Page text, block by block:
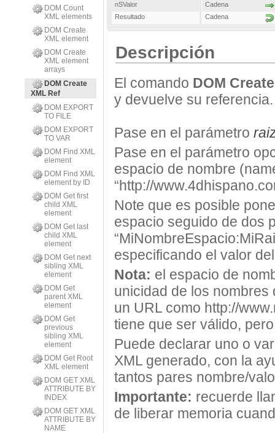
DOM Count
XML elements
DOM Create
XML element
DOM Create
XML element
arrays
DOM Create
XML Ref
DOM EXPORT
TO FILE
DOM EXPORT
TO VAR
DOM Find XML
element
DOM Find XML
element by ID
DOM Get first
child XML
element
DOM Get last
child XML
element
DOM Get next
sibling XML
element
DOM Get
parent XML
element
DOM Get
previous
sibling XML
element
DOM Get Root
XML element
DOM GET XML
ATTRIBUTE BY
INDEX
DOM GET XML
ATTRIBUTE BY
NAME
nSValor
Cadena
Resultado
Cadena
Descripción
El comando DOM
y devuelve su referencia.
Pase en el parámetro
Pase en el parámetro
espacio de nombre
“http://
Note que es posible
espacio seguido de dos
especificando el valor
Nota: el espacio de
unicidad de los nombres
un URL como http://
tiene que ser válido,
Puede declarar uno o
XML generado, con la
tantos pares nombre/
Importante: recuerde
de liberar memoria